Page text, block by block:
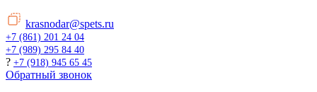
krasnodar@spets.ru
+7 (861) 201 24 04
+7 (989) 295 84 40
? +7 (918) 945 65 45
Обратный звонок